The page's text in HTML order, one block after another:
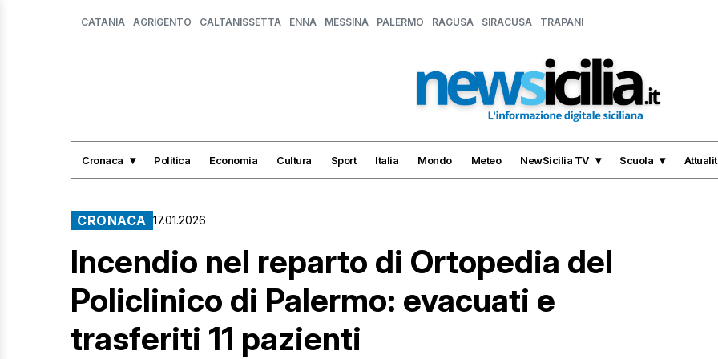
CATANIA AGRIGENTO CALTANISSETTA ENNA MESSINA PALERMO RAGUSA SIRACUSA TRAPANI
Cronaca Politica Economia Cultura Sport Italia Mondo Meteo NewSicilia TV Scuola
CRONACA 17.01.2026
Incendio nel reparto di Ortopedia del
Policlinico di Palermo: evacuati e
trasferiti 11 pazienti